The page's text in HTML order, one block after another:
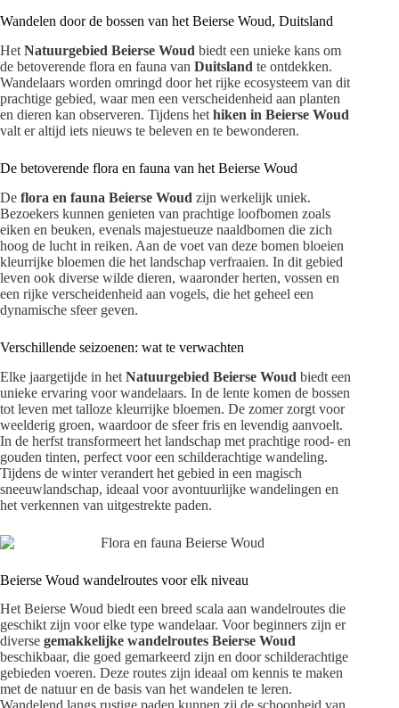
Wandelen door de bossen van het Beierse Woud, Duitsland
Het Natuurgebied Beierse Woud biedt een unieke kans om
de betoverende flora en fauna van Duitsland te ontdekken.
Wandelaars worden omringd door het rijke ecosysteem van dit
prachtige gebied, waar men een verscheidenheid aan planten
en dieren kan observeren. Tijdens het hiken in Beierse Woud
valt er altijd iets nieuws te beleven en te bewonderen.
De betoverende flora en fauna van het Beierse Woud
De flora en fauna Beierse Woud zijn werkelijk uniek.
Bezoekers kunnen genieten van prachtige loofbomen zoals
eiken en beuken, evenals majestueuze naaldbomen die zich
hoog de lucht in reiken. Aan de voet van deze bomen bloeien
kleurrijke bloemen die het landschap verfraaien. In dit gebied
leven ook diverse wilde dieren, waaronder herten, vossen en
een rijke verscheidenheid aan vogels, die het geheel een
dynamische sfeer geven.
Verschillende seizoenen: wat te verwachten
Elke jaargetijde in het Natuurgebied Beierse Woud biedt een
unieke ervaring voor wandelaars. In de lente komen de bossen
tot leven met talloze kleurrijke bloemen. De zomer zorgt voor
weelderig groen, waardoor de sfeer fris en levendig aanvoelt.
In de herfst transformeert het landschap met prachtige rood- en
gouden tinten, perfect voor een schilderachtige wandeling.
Tijdens de winter verandert het gebied in een magisch
sneeuwlandschap, ideaal voor avontuurlijke wandelingen en
het verkennen van uitgestrekte paden.
Beierse Woud wandelroutes voor elk niveau
Het Beierse Woud biedt een breed scala aan wandelroutes die
geschikt zijn voor elke type wandelaar. Voor beginners zijn er
diverse gemakkelijke wandelroutes Beierse Woud
beschikbaar, die goed gemarkeerd zijn en door schilderachtige
gebieden voeren. Deze routes zijn ideaal om kennis te maken
met de natuur en de basis van het wandelen te leren.